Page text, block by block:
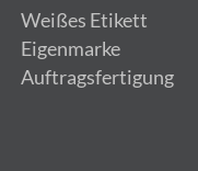
Weißes Etikett
Eigenmarke
Auftragsfertigung